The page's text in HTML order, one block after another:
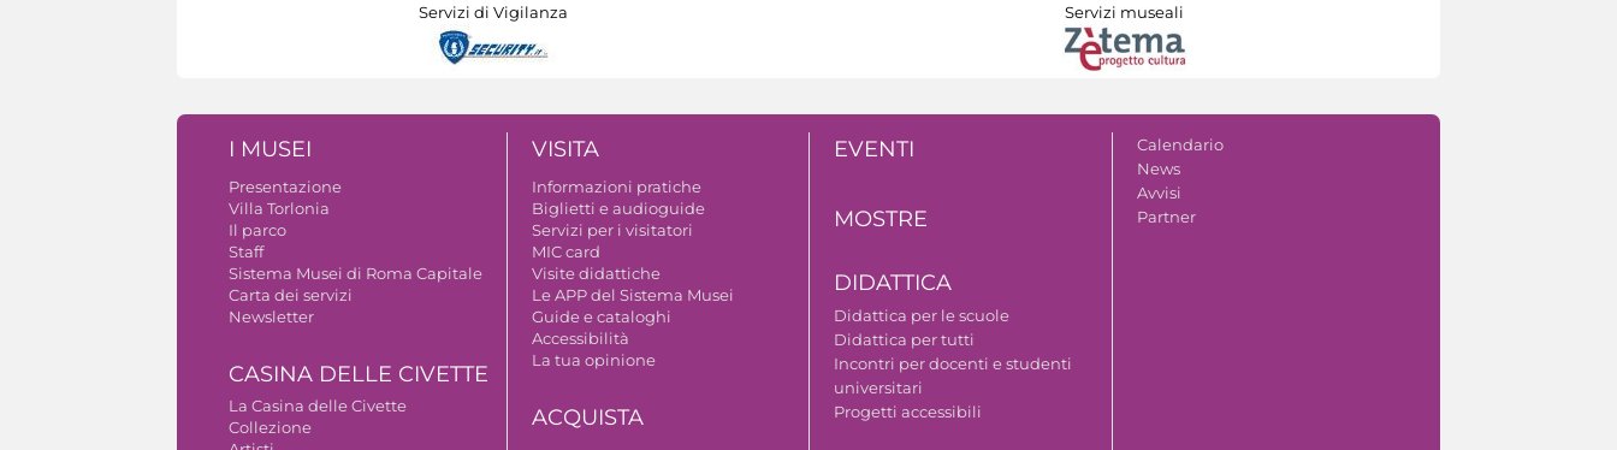
Servizi di Vigilanza Servizi museali
I MUSEI
Presentazione
Villa Torlonia
Il parco
Staff
Sistema Musei di Roma Capitale
Carta dei servizi
Newsletter
CASINA DELLE CIVETTE
La Casina delle Civette
Collezione
VISITA
Informazioni pratiche
Biglietti e audioguide
Servizi per i visitatori
MIC card
Visite didattiche
Le APP del Sistema Musei
Guide e cataloghi
Accessibilità
La tua opinione
ACQUISTA
EVENTI
MOSTRE
DIDATTICA
Didattica per le scuole
Didattica per tutti
Incontri per docenti e studenti
universitari
Progetti accessibili
Calendario
News
Avvisi
Partner